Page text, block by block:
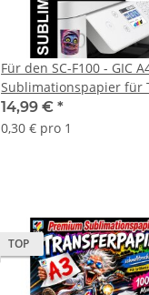
Für den SC-F100 - GIC
Sublimationspapier für
und Feststoffe - 50 Blatt
- Optimal auf den SC-
14,99 € *
0,30 € pro 1
TOP